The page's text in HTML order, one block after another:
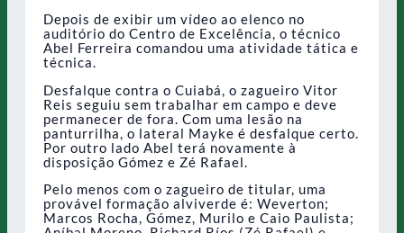
Depois de exibir um vídeo ao elenco no
auditório do Centro de Excelência, o técnico
Abel Ferreira comandou uma atividade tática e
técnica.
Desfalque contra o Cuiabá, o zagueiro Vitor
Reis seguiu sem trabalhar em campo e deve
permanecer de fora. Com uma lesão na
panturrilha, o lateral Mayke é desfalque certo.
Por outro lado Abel terá novamente à
disposição Gómez e Zé Rafael.
Pelo menos com o zagueiro de titular, uma
provável formação alviverde é: Weverton;
Marcos Rocha, Gómez, Murilo e Caio Paulista;